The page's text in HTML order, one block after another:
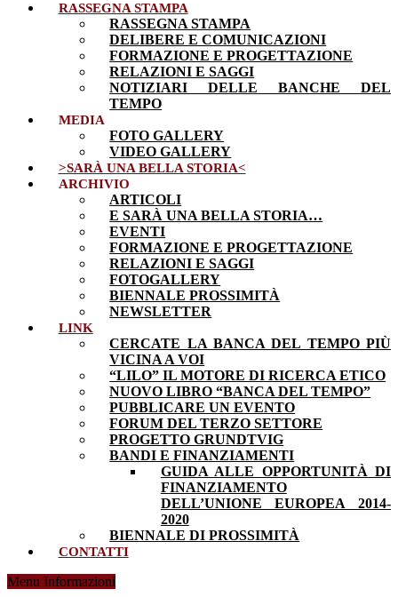
RASSEGNA STAMPA
RASSEGNA STAMPA
DELIBERE E COMUNICAZIONI
FORMAZIONE E PROGETTAZIONE
RELAZIONI E SAGGI
NOTIZIARI DELLE BANCHE DEL
TEMPO
MEDIA
FOTO GALLERY
VIDEO GALLERY
>SARÀ UNA BELLA STORIA<
ARCHIVIO
ARTICOLI
E SARÀ UNA BELLA STORIA…
EVENTI
FORMAZIONE E PROGETTAZIONE
RELAZIONI E SAGGI
FOTOGALLERY
BIENNALE PROSSIMITÀ
NEWSLETTER
LINK
CERCATE LA BANCA DEL TEMPO PIÙ
VICINA A VOI
“LILO” IL MOTORE DI RICERCA ETICO
NUOVO LIBRO “BANCA DEL TEMPO”
PUBBLICARE UN EVENTO
FORUM DEL TERZO SETTORE
PROGETTO GRUNDTVIG
BANDI E FINANZIAMENTI
GUIDA ALLE OPPORTUNITÀ DI
FINANZIAMENTO
DELL’UNIONE EUROPEA 2014-
2020
BIENNALE DI PROSSIMITÀ
CONTATTI
Menu Informazioni